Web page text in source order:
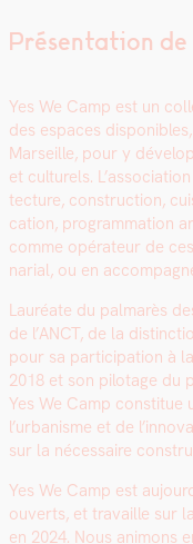
Présentation
Yes We Camp est un
des espaces
Mar­seille, pour y
et cul­turels.
tec­ture, con­struc­tion,
ca­tion, pro­gram­ma­tion
comme opéra­teur de
nar­i­al, ou en
Lau­réate du pal­marès
de l’ANCT, de la
pour sa par­tic­i­pa­tion à
2018 et son pilotage du
Yes We Camp con­stitue
l’urbanisme et de
sur la néces­saire
Yes We Camp est
ouverts, et tra­vaille sur
en 2024. Nous ani­mons